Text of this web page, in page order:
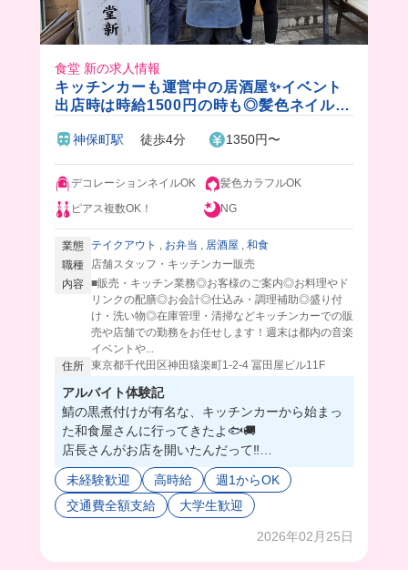
食堂 新の求人情報
キッチンカーも運営中の居酒屋✨イベント
出店時は時給1500円の時も◎髪色ネイル自
神保町駅 徒歩4分 1350円〜
デコレーションネイルOK
髪色カラフルOK
ピアス複数OK！
NG
業態 テイクアウト , お弁当 , 居酒屋 , 和食
職種
店舗スタッフ・キッチンカー販売
内容 ■販売・キッチン業務◎お客様のご案内◎お料理やド
リンクの配膳◎お会計◎仕込み・調理補助◎盛り付
け・洗い物◎在庫管理・清掃などキッチンカーでの販
売や店舗での勤務をお任せします！週末は都内の音楽
イベントや...
住所 東京都千代田区神田猿楽町1-2-4 冨田屋ビル11F
アルバイト体験記
鯖の黒煮付けが有名な、キッチンカーから始まっ
た和食屋さんに行ってきたよ🐟🚚
店長さんがお店を開いたんだって‼️
鯖黒煮専門店で、あとはアジフライも人気みたい
👀✨
仕事内容は簡単で、おばんざい詰めたり、定食を
まかないでも鯖の黒煮付けが食べれるから、ご飯
未経験歓迎 高時給
週1からOK
交通費全額支給
大学生歓迎
2026年02月25日